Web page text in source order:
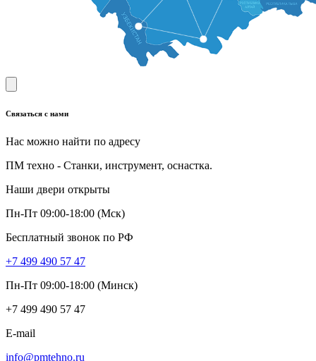
Связаться с нами
Нас можно найти по адресу
ПМ техно - Станки, инструмент, оснастка.
Наши двери открыты
Пн-Пт 09:00-18:00 (Мск)
Бесплатный звонок по РФ
+7 499 490 57 47
Пн-Пт 09:00-18:00 (Минск)
+7 499 490 57 47
E-mail
info@pmtehno.ru